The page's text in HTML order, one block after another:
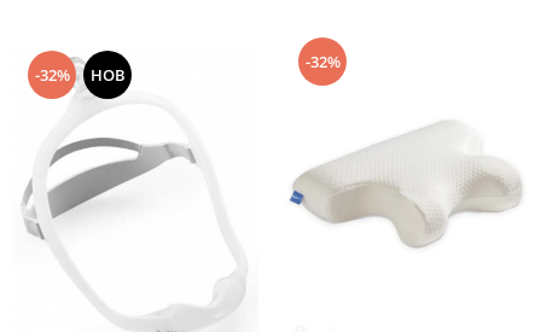
-32% НОВ
-32%